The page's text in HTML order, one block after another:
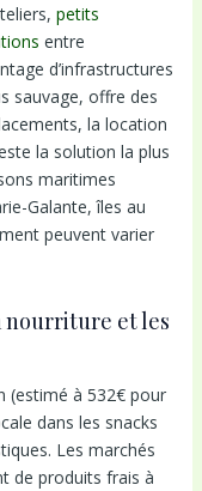
petits
entre
d’infrastructures
sauvage, offre des
la location
la solution la plus
maritimes
Galante, îles au
peuvent varier
nourriture et les
(estimé à 532€ pour
dans les snacks
Les marchés
de produits frais à